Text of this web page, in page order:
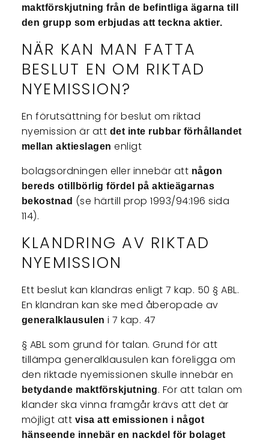
maktförskjutning från de befintliga ägarna till
den grupp som erbjudas att teckna aktier.
NÄR KAN MAN FATTA
BESLUT EN OM RIKTAD
NYEMISSION?
En förutsättning för beslut om riktad
nyemission är att det inte rubbar förhållandet
mellan aktieslagenenligt
bolagsordningen eller innebär att någon
bereds otillbörlig fördel på aktieägarnas
bekostnad (se härtill prop 1993/94:196 sida
114).
KLANDRING AV RIKTAD
NYEMISSION
Ett beslut kan klandras enligt 7 kap. 50 § ABL.
En klandran kan ske med åberopade av
generalklausulen i 7 kap. 47
§ ABL som grund för talan. Grund för att
tillämpa generalklausulen kan föreligga om
den riktade nyemissionen skulle innebär en
betydande maktförskjutning. För att talan om
klander ska vinna framgår krävs att det är
möjligt att visa att emissionen i något
hänseende innebär en nackdel för bolaget